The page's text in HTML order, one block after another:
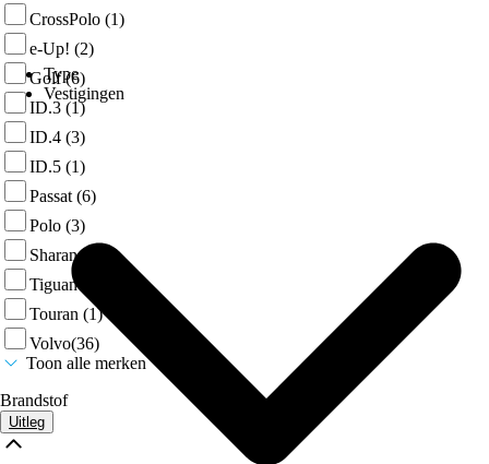
Type
Vestigingen
CrossPolo (1)
e-Up! (2)
Golf(6)
ID.3 (1)
ID.4 (3)
ID.5 (1)
Passat (6)
Polo (3)
Sharan(1)
Tiguan(1)
Touran (1)
Volvo(36)
Toon alle merken
Brandstof
Uitleg